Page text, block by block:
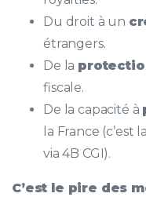
Du droit à un
étrangers.
De la
fiscale.
De la capacité à
la France
via 4B CGI).
C’est le pire des